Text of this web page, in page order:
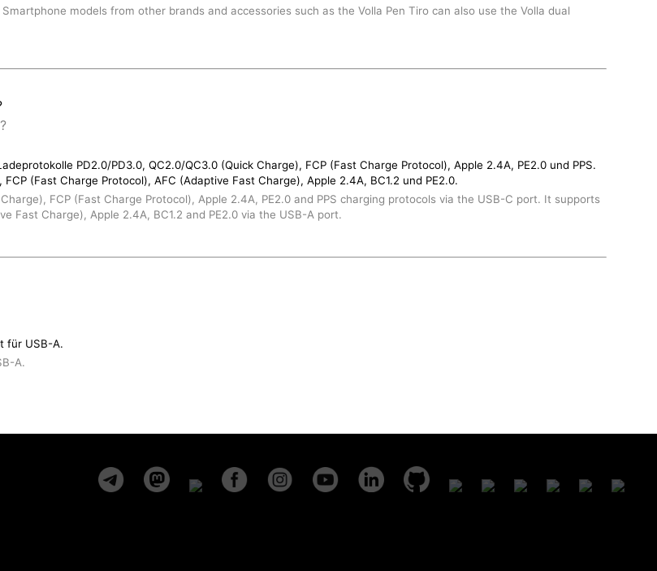
models from other brands and accessories such as the Volla Pen Tiro can also use the Volla dual
PD2.0/PD3.0, QC2.0/QC3.0 (Quick Charge), FCP (Fast Charge Protocol), Apple 2.4A, PE2.0 und PPS.
(Fast Charge Protocol), AFC (Adaptive Fast Charge), Apple 2.4A, BC1.2 und PE2.0.
FCP (Fast Charge Protocol), Apple 2.4A, PE2.0 and PPS charging protocols via the USB-C port. It supports
Fast Charge), Apple 2.4A, BC1.2 and PE2.0 via the USB-A port.
für USB-A.
A.